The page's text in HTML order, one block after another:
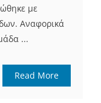
με
Αναφορικά
...
Read More